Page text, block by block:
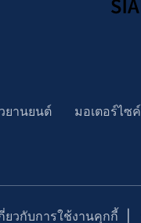
ยานยนต์ มอเตอร์ไซค์
ยวกับการใช้งานคุกกี้